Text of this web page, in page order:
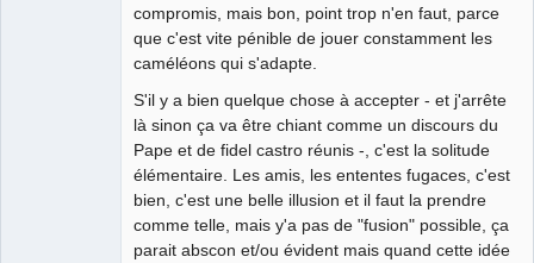
compromis, mais bon, point trop n'en faut, parce
que c'est vite pénible de jouer constamment les
caméléons qui s'adapte.
S'il y a bien quelque chose à accepter - et j'arrête
là sinon ça va être chiant comme un discours du
Pape et de fidel castro réunis -, c'est la solitude
élémentaire. Les amis, les ententes fugaces, c'est
bien, c'est une belle illusion et il faut la prendre
comme telle, mais y'a pas de "fusion" possible, ça
parait abscon et/ou évident mais quand cette idée